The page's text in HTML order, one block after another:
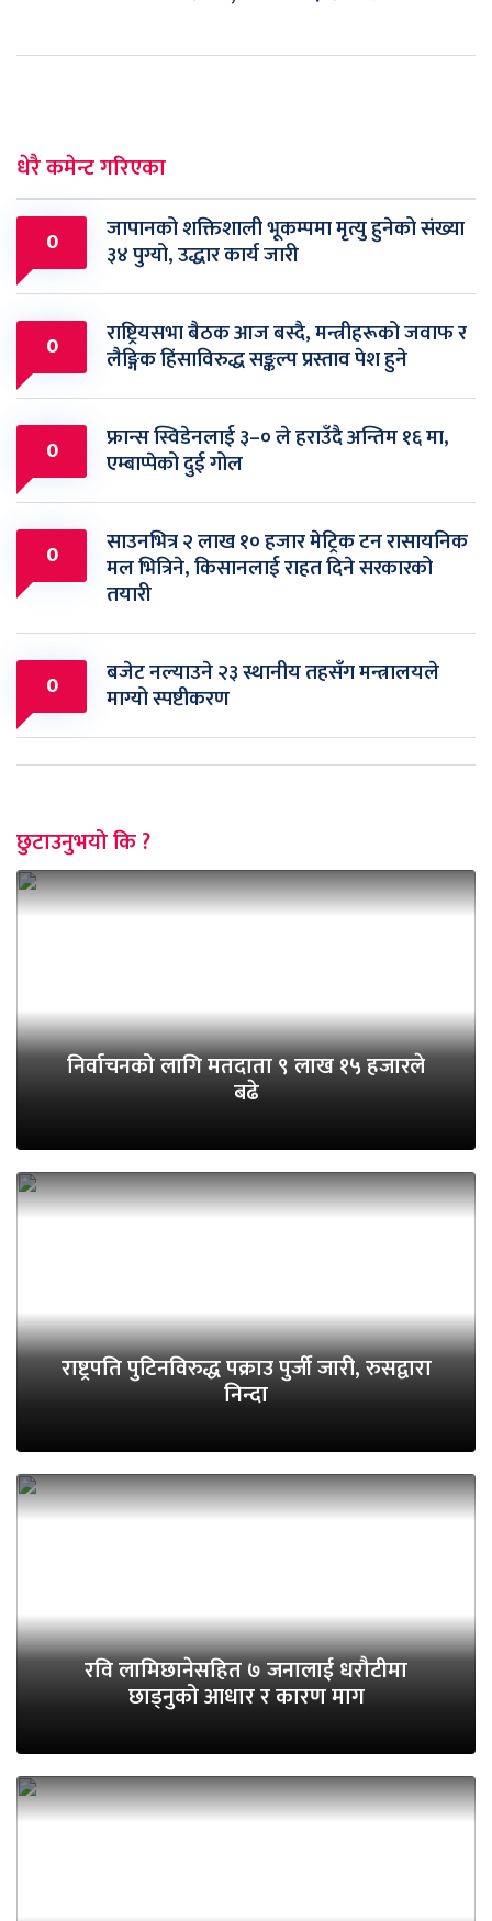
धेरै कमेन्ट गरिएका
0 जापानको शक्तिशाली भूकम्पमा मृत्यु हुनेको संख्या
३४ पुग्यो, उद्धार कार्य जारी
0 राष्ट्रियसभा बैठक आज बस्दै, मन्त्रीहरूको जवाफ र
लैङ्गिक हिंसाविरुद्ध सङ्कल्प प्रस्ताव पेश हुने
0 फ्रान्स स्विडेनलाई ३–० ले हराउँदै अन्तिम १६ मा,
एम्बाप्पेको दुई गोल
0 साउनभित्र २ लाख १० हजार मेट्रिक टन रासायनिक
मल भित्रिने, किसानलाई राहत दिने सरकारको
तयारी
0 बजेट नल्याउने २३ स्थानीय तहसँग मन्त्रालयले
माग्यो स्पष्टीकरण
छुटाउनुभयो कि ?
निर्वाचनको लागि मतदाता ९ लाख १५ हजारले
बढे
राष्ट्रपति पुटिनविरुद्ध पक्राउ पुर्जी जारी, रुसद्वारा
निन्दा
रवि लामिछानेसहित ७ जनालाई धरौटीमा
छाड्नुको आधार र कारण माग